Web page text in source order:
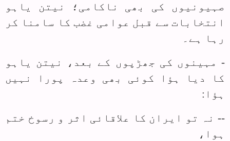
صہیونیوں کی بھی ناکامی؛ نیتن یاہو
انتخابات سے قبل عوامی غضب کا سامنا کر
رہا ہے۔
- مہینوں کی جھڑپوں کے بعد، نیتن یاہو
کا دیا ہؤا کوئی بھی وعدہ پورا نہیں
ہؤا:
-- نہ تو ایران کا علاقائی اثر و رسوخ ختم
ہوا،